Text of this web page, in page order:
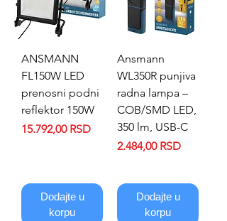
ANSMANN
FL150W LED
prenosni podni
reflektor 150W
Price
15.792,00 RSD
Dodajte u
korpu
Ansmann
WL350R punjiva
radna lampa –
COB/SMD LED,
350 lm, USB-C
Price
2.484,00 RSD
Dodajte u
korpu